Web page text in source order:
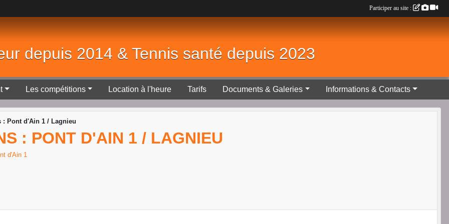
depuis 2014 & Tennis santé depuis 2023
Les compétitions Location à l'heure Tarifs Documents & Galeries Informations & Contacts
: Pont d'Ain 1 / Lagnieu
: PONT D'AIN 1 / LAGNIEU
d'Ain 1
Participer au site :